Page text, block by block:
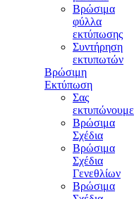
Βρώσιμα
φύλλα
εκτύπωσης
Συντήρηση
εκτυπωτών
Βρώσιμη
Εκτύπωση
Σας
εκτυπώνουμε
Βρώσιμα
Σχέδια
Βρώσιμα
Σχέδια
Γενεθλίων
Βρώσιμα